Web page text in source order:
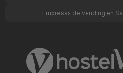
Empresas de vending en